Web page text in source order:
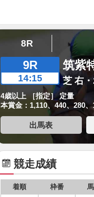
8R
9R
14:15
筑紫
芝 右
4歳以上 ［指定］ 定量
本賞金：1,110、440、280
出馬表
競走成績
着順 枠番